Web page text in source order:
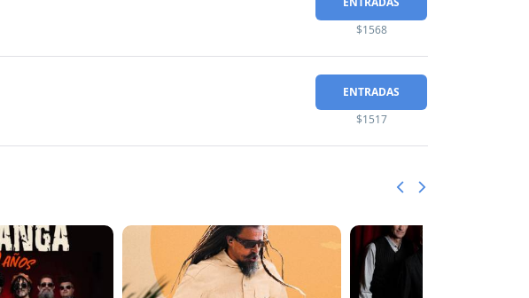
$1568
ENTRADAS
$1517